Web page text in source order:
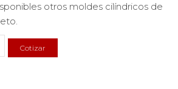
otros moldes cilíndricos de
Cotizar